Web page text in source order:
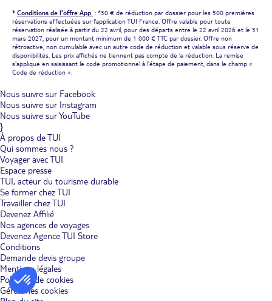
* Conditions de l'offre App : *30 € de réduction par dossier pour les 500 premières
réservations effectuées sur l'application TUI France. Offre valable pour toute
réservation réalisée à partir du 22 avril, pour des départs entre le 22 avril 2026 et le 31
mars 2027, pour un montant minimum de 1 000 € TTC par dossier. Offre non
rétroactive, non cumulable avec un autre code de réduction et valable sous réserve de
disponibilités. Les prix affichés ne tiennent pas compte de la réduction. La remise
s'applique en saisissant le code promotionnel à l'étape de paiement, dans le champ «
Code de réduction ».
Nous suivre sur Facebook
Nous suivre sur Instagram
Nous suivre sur YouTube
}
À propos de TUI
Qui sommes nous ?
Voyager avec TUI
Espace presse
TUI, acteur du tourisme durable
Se former chez TUI
Travailler chez TUI
Devenez Affilié
Nos agences de voyages
Devenez Agence TUI Store
Conditions
Demande devis groupe
Mentions légales
Politique de cookies
Gérer mes cookies